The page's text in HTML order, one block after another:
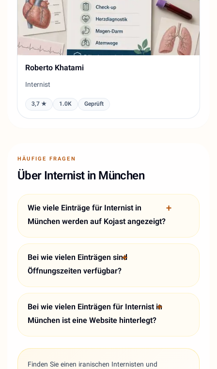
Roberto Khatami
Internist
3,7 ★ 1.0K Geprüft
HÄUFIGE FRAGEN
Über Internist in München
Wie viele Einträge für Internist in
München werden auf Kojast angezeigt?
Bei wie vielen Einträgen sind
Öffnungszeiten verfügbar?
Bei wie vielen Einträgen für Internist in
München ist eine Website hinterlegt?
Finden Sie einen iranischen Internisten und